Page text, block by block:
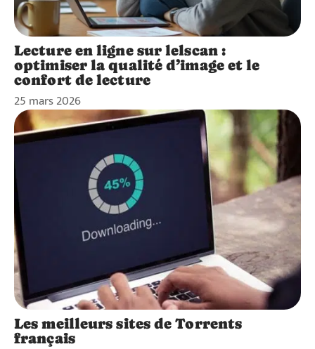
Lecture en ligne sur lelscan :
optimiser la qualité d’image et le
confort de lecture
25 mars 2026
Les meilleurs sites de Torrents
français